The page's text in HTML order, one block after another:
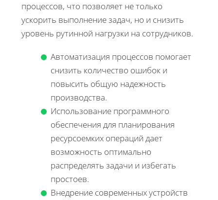
процессов, что позволяет не только
ускорить выполнение задач, но и снизить
уровень рутинной нагрузки на сотрудников.
Автоматизация процессов помогает
снизить количество ошибок и
повысить общую надежность
производства.
Использование программного
обеспечения для планирования
ресурсоемких операций дает
возможность оптимально
распределять задачи и избегать
простоев.
Внедрение современных устройств